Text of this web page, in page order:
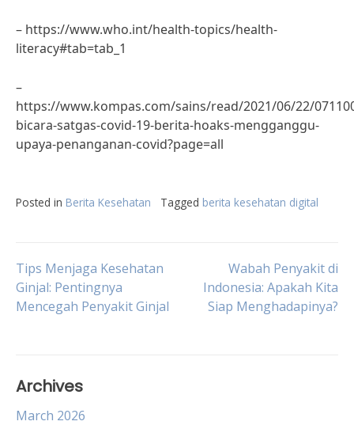
– https://www.who.int/health-topics/health-
literacy#tab=tab_1
–
https://www.kompas.com/sains/read/2021/06/22/
bicara-satgas-covid-19-berita-hoaks-mengganggu-
upaya-penanganan-covid?page=all
Posted in Berita Kesehatan Tagged berita kesehatan digital
Post
navigation
Tips Menjaga Kesehatan
Ginjal: Pentingnya
Mencegah Penyakit Ginjal
Wabah Penyakit di
Indonesia: Apakah Kita
Siap Menghadapinya?
Archives
March 2026